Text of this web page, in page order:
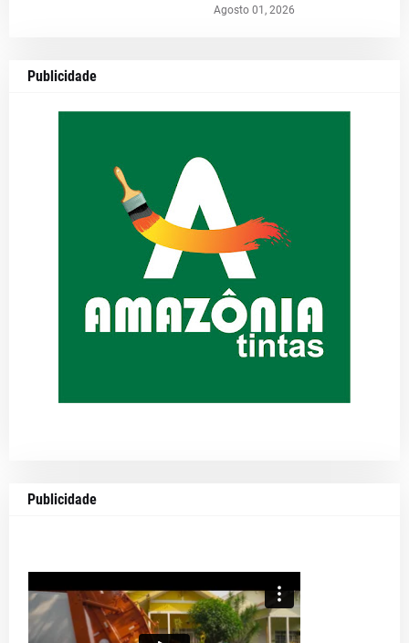
Agosto 01, 2026
Publicidade
Publicidade